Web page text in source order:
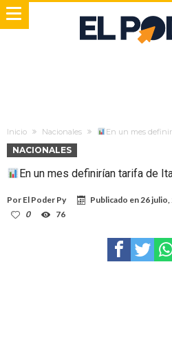
Inicio Nacionales En un mes
NACIONALES
En un mes definirían tarifa de
Por El Poder Py Publicado en26 julio,
0
76